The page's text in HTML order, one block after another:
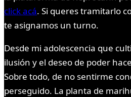
click acá. Si queres tramitarlo
te asignamos un turno.
Desde mi adolescencia que
ilusión y el deseo de poder
Sobre todo, de no sentirme
perseguido. La planta de